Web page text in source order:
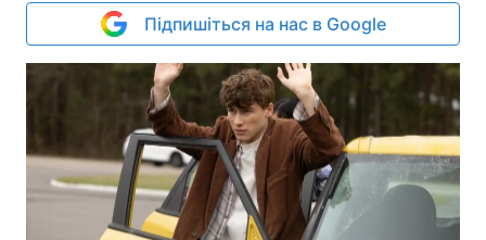
Підпишіться на нас в Google